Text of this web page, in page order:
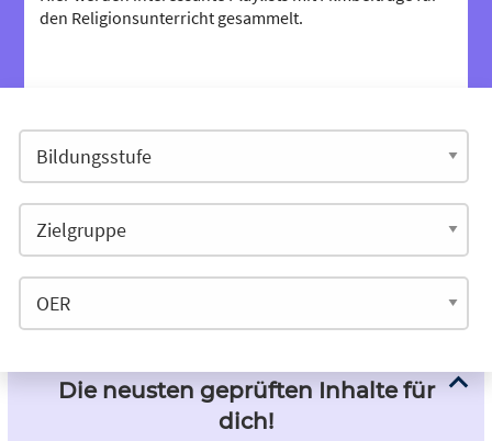
den Religionsunterricht gesammelt.
Die neusten geprüften Inhalte für
dich!